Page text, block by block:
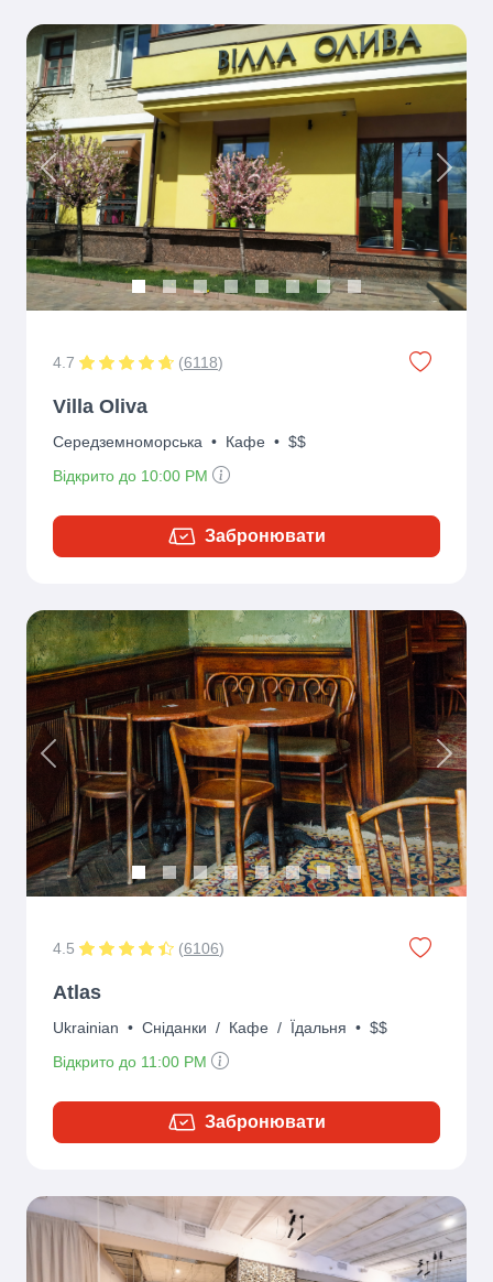
Previous Next
4.7 (6118)
Villa Oliva
Середземноморська • Кафе • $$
Відкрито до 10:00 PM
Забронювати
Previous Next
4.5 (6106)
Atlas
Ukrainian • Сніданки / Кафе / Їдальня • $$
Відкрито до 11:00 PM
Забронювати